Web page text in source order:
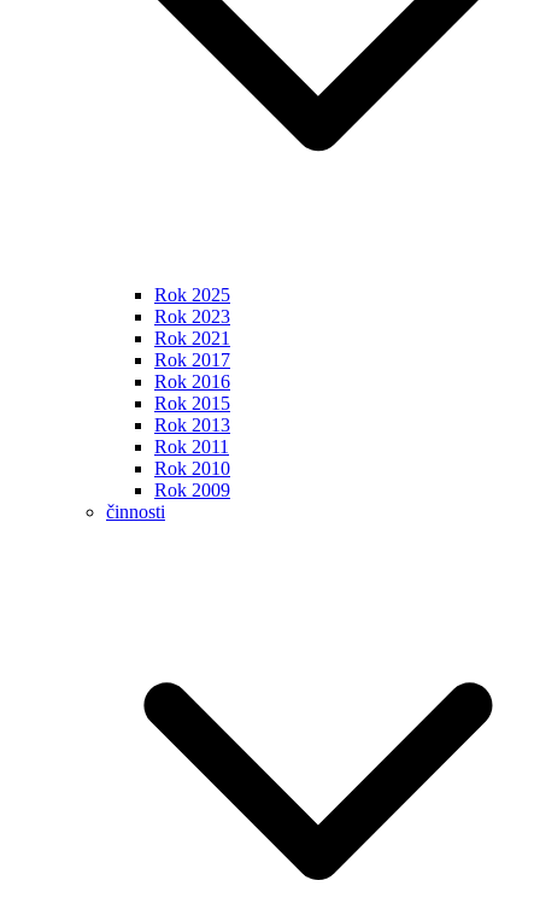
Rok 2025
Rok 2023
Rok 2021
Rok 2017
Rok 2016
Rok 2015
Rok 2013
Rok 2011
Rok 2010
Rok 2009
činnosti